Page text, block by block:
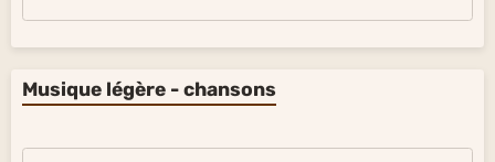
Musique légère - chansons